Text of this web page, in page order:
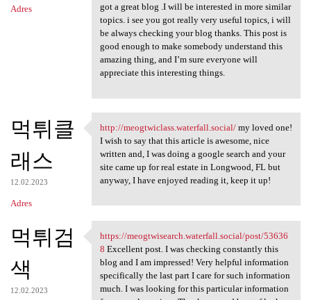
Adres
got a great blog .I will be interested in more similar
topics. i see you got really very useful topics, i will
be always checking your blog thanks. This post is
good enough to make somebody understand this
amazing thing, and I’m sure everyone will
appreciate this interesting things.
먹튀클
래스
12.02.2023
Adres
http://meogtwiclass.waterfall
http://meogtwiclass.waterfall.social/my loved one!
I wish to say that this article is awesome, nice
written and, I was doing a google search and your
site came up for real estate in Longwood, FL but
anyway, I have enjoyed reading it, keep it up!
먹튀검
색
12.02.2023
https://meogtwisearch
https://meogtwisearch.waterfall.social/post/53636
8 Excellent post. I was checking constantly this
blog and I am impressed! Very helpful information
specifically the last part I care for such information
much. I was looking for this particular information